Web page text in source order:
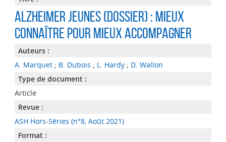
Alzheimer Jeunes (dossier) : mieux
connaître pour mieux accompagner
Auteurs :
A. Marquet; B. Dubois ; L. Hardy; D. Wallon
Type de document :
Article
Revue :
ASH Hors-Séries (n°8, Août 2021)
Format :